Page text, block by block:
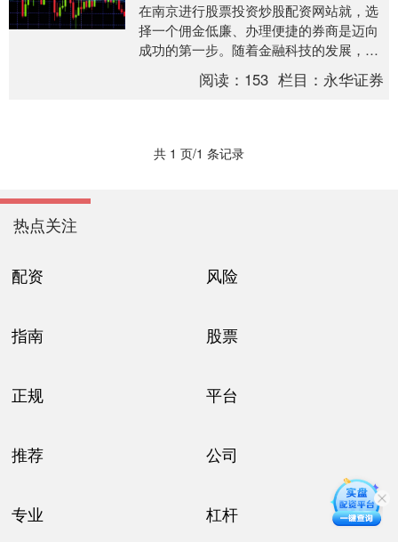
在南京进行股票投资炒股配资网站就，选
择一个佣金低廉、办理便捷的券商是迈向
成功的第一步。随着金融科技的发展，线
上开户已成为主流，不仅省时省力，还能
享受到更优惠的交....
阅读： 153 栏目： 永华证券
共 1 页/1 条记录
热点关注
配资 风险
指南 股票
正规 平台
推荐 公司
专业 杠杆